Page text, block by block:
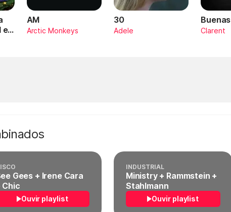
en
AM
Arctic Monkeys
30
Adele
Buenas
Clarent
Gees + Irene Cara
Chic
Ouvir playlist
INDUSTRIAL
Ministry + Rammstein +
Stahlmann
Ouvir playlist